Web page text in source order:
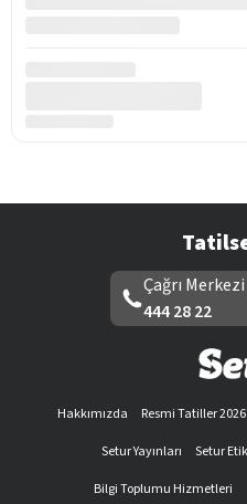
Çağrı Merkezi
444 28 22
Hakkımızda Resmi Tatiller 2026
Setur Yayınları
Setur
Bilgi Toplumu Hizmetleri